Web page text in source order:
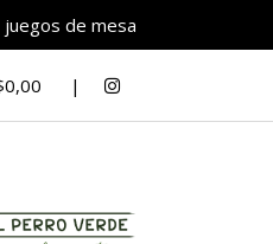
de mesa